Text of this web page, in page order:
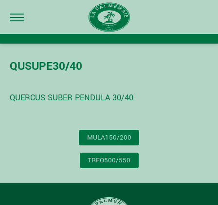
QUSUPE30/40
QUERCUS SUBER PENDULA 30/40
MULA150/200
TRFO500/550